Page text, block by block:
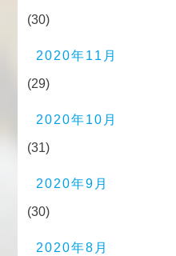
(30)
2020年11月
(29)
2020年10月
(31)
2020年9月
(30)
2020年8月